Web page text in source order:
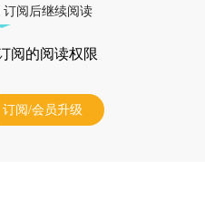
订阅后继续阅读
阅的阅读权限
订阅/会员升级